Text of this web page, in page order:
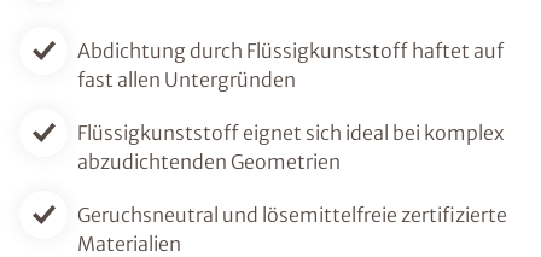
Abdichtung durch Flüssigkunststoff haftet auf
fast allen Untergründen
Flüssigkunststoff eignet sich ideal bei komplex
abzudichtenden Geometrien
Geruchsneutral und lösemittelfreie zertifizierte
Materialien